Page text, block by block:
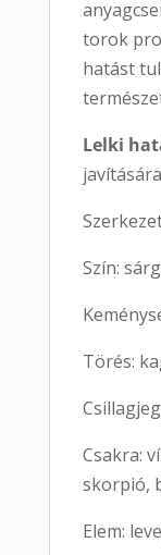
torok
hatást
Lelki
Szín:
Törés:
Csakra:
skorpió,
Elem: